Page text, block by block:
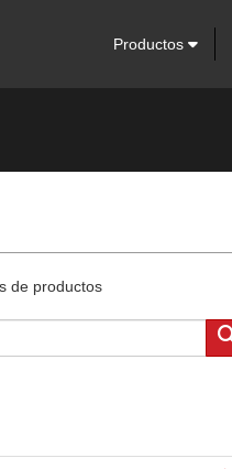
Productos
de productos